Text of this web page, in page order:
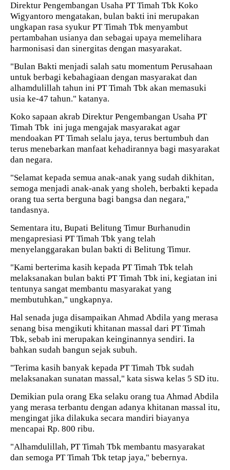
Direktur Pengembangan Usaha PT Timah Tbk Koko
Wigyantoro mengatakan, bulan bakti ini merupakan
ungkapan rasa syukur PT Timah Tbk menyambut
pertambahan usianya dan sebagai upaya memelihara
harmonisasi dan sinergitas dengan masyarakat.
"Bulan Bakti menjadi salah satu momentum Perusahaan
untuk berbagi kebahagiaan dengan masyarakat dan
alhamdulillah tahun ini PT Timah Tbk akan memasuki
usia ke-47 tahun." katanya.
Koko sapaan akrab Direktur Pengembangan Usaha PT
Timah Tbk ini juga mengajak masyarakat agar
mendoakan PT Timah selalu jaya, terus bertumbuh dan
terus menebarkan manfaat kehadirannya bagi masyarakat
dan negara.
"Selamat kepada semua anak-anak yang sudah dikhitan,
semoga menjadi anak-anak yang sholeh, berbakti kepada
orang tua serta berguna bagi bangsa dan negara,"
tandasnya.
Sementara itu, Bupati Belitung Timur Burhanudin
mengapresiasi PT Timah Tbk yang telah
menyelanggarakan bulan bakti di Belitung Timur.
"Kami berterima kasih kepada PT Timah Tbk telah
melaksanakan bulan bakti PT Timah Tbk ini, kegiatan ini
tentunya sangat membantu masyarakat yang
membutuhkan," ungkapnya.
Hal senada juga disampaikan Ahmad Abdila yang merasa
senang bisa mengikuti khitanan massal dari PT Timah
Tbk, sebab ini merupakan keinginannya sendiri. Ia
bahkan sudah bangun sejak subuh.
"Terima kasih banyak kepada PT Timah Tbk sudah
melaksanakan sunatan massal," kata siswa kelas 5 SD itu.
Demikian pula orang Eka selaku orang tua Ahmad Abdila
yang merasa terbantu dengan adanya khitanan massal itu,
mengingat jika dilakuka secara mandiri biayanya
mencapai Rp. 800 ribu.
"Alhamdulillah, PT Timah Tbk membantu masyarakat
dan semoga PT Timah Tbk tetap jaya," bebernya.